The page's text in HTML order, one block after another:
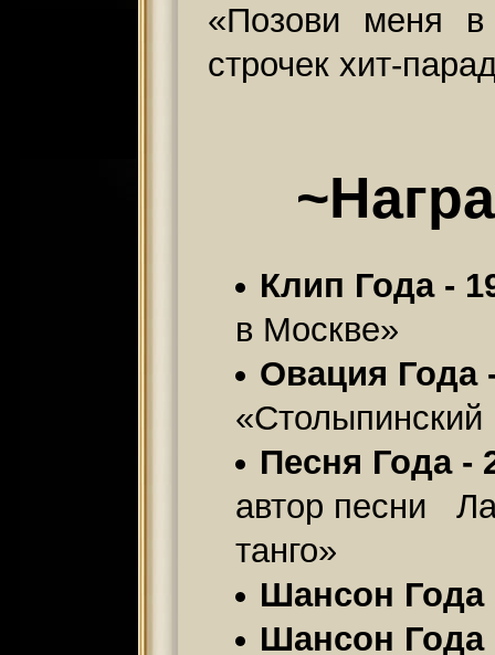
«Позови меня в
строчек хит-
Клип Года -
в Москве»
Овация Года
«Столыпинский
Песня Года -
автор песни
танго»
Шансон Года
Шансон Года